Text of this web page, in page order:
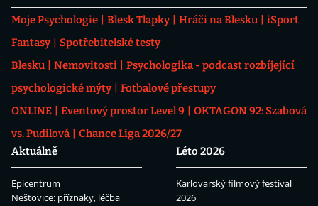
Moje Psychologie Blesk Tlapky Hráči na Blesku
iSport
Fantasy
Spotřebitelské testy
Blesku
Nemovitosti
Psychologika - podcast rozbíjející
psychologické mýty
Fotbalové přestupy
ONLINE
Eventový prostor Level 9
OKTAGON 92: Szabová
vs. Pudilová
Chance Liga 2026/27
Aktuálně
Epicentrum
Neštovice: příznaky, léčba
Léto 2026
Karlovarský filmový festival
2026